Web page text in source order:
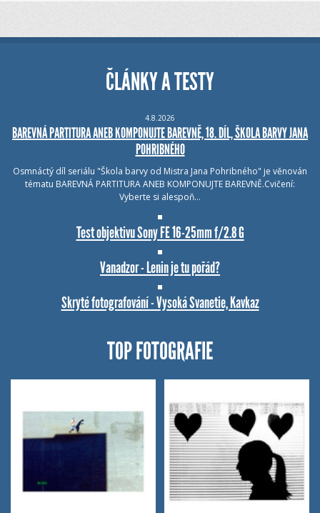
ČLÁNKY A TESTY
4.8.2026
BAREVNÁ PARTITURA ANEB KOMPONUJTE BAREVNĚ, 18. DÍL, ŠKOLA BARVY JANA
POHRIBNÉHO
Osmnáctý díl seriálu "Škola barvy od Mistra Jana Pohribného" je věnován
tématu BAREVNÁ PARTITURA ANEB KOMPONUJTE BAREVNĚ.Cvičení:
Vyberte si alespoň…
Test objektivu Sony FE 16-25mm f/2.8 G
Vanadzor - Lenin je tu pořád?
Skryté fotografování - Vysoká Svanetie, Kavkaz
TOP FOTOGRAFIE